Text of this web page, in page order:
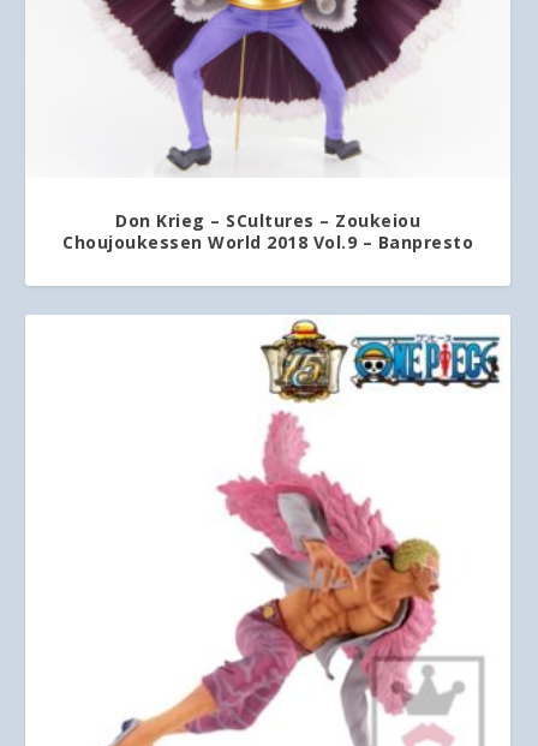
Don Krieg – SCultures – Zoukeiou
Choujoukessen World 2018 Vol.9 – Banpresto